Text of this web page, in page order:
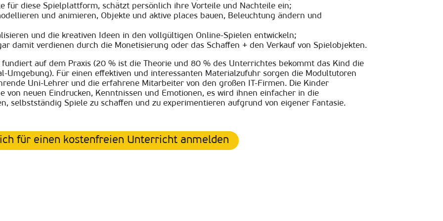
für diese Spielplattform, schätzt persönlich ihre Vorteile und Nachteile ein;
und animieren, Objekte und aktive places bauen, Beleuchtung ändern und
und die kreativen Ideen in den vollgültigen Online-Spielen entwickeln;
damit verdienen durch die Monetisierung oder das Schaffen + den Verkauf von Spielobjekten.
auf dem Praxis (20 % ist die Theorie und 80 % des Unterrichtes bekommt das Kind die
Umgebung). Für einen effektiven und interessanten Materialzufuhr sorgen die Modultutoren
Uni-Lehrer und die erfahrene Mitarbeiter von den großen IT-Firmen. Die Kinder
von neuen Eindrucken, Kenntnissen und Emotionen, es wird ihnen einfacher in die
selbstständig Spiele zu schaffen und zu experimentieren aufgrund von eigener Fantasie.
für einen kostenfreien Unterricht anmelden